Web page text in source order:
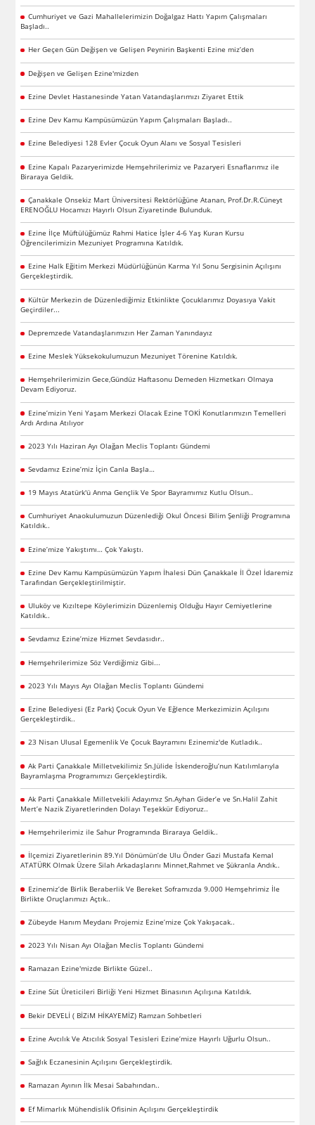
Cumhuriyet ve Gazi Mahallelerimizin Doğalgaz Hattı Yapım Çalışmaları
Başladı..
Her Geçen Gün Değişen ve Gelişen Peynirin Başkenti Ezine miz’den
Değişen ve Gelişen Ezine'mizden
Ezine Devlet Hastanesinde Yatan Vatandaşlarımızı Ziyaret Ettik
Ezine Dev Kamu Kampüsümüzün Yapım Çalışmaları Başladı..
Ezine Belediyesi 128 Evler Çocuk Oyun Alanı ve Sosyal Tesisleri
Ezine Kapalı Pazaryerimizde Hemşehrilerimiz ve Pazaryeri Esnaflarımız ile
Biraraya Geldik.
Çanakkale Onsekiz Mart Üniversitesi Rektörlüğüne Atanan, Prof.Dr.R.Cüneyt
ERENOĞLU Hocamızı Hayırlı Olsun Ziyaretinde Bulunduk.
Ezine İlçe Müftülüğümüz Rahmi Hatice İşler 4-6 Yaş Kuran Kursu
Öğrencilerimizin Mezuniyet Programına Katıldık.
Ezine Halk Eğitim Merkezi Müdürlüğünün Karma Yıl Sonu Sergisinin Açılışını
Gerçekleştirdik.
Kültür Merkezin de Düzenlediğimiz Etkinlikte Çocuklarımız Doyasıya Vakit
Geçirdiler...
Depremzede Vatandaşlarımızın Her Zaman Yanındayız
Ezine Meslek Yüksekokulumuzun Mezuniyet Törenine Katıldık.
Hemşehrilerimizin Gece,Gündüz Haftasonu Demeden Hizmetkarı Olmaya
Devam Ediyoruz.
Ezine’mizin Yeni Yaşam Merkezi Olacak Ezine TOKİ Konutlarımızın Temelleri
Ardı Ardına Atılıyor
2023 Yılı Haziran Ayı Olağan Meclis Toplantı Gündemi
Sevdamız Ezine’miz İçin Canla Başla…
19 Mayıs Atatürk'ü Anma Gençlik Ve Spor Bayramımız Kutlu Olsun..
Cumhuriyet Anaokulumuzun Düzenlediği Okul Öncesi Bilim Şenliği Programına
Katıldık..
Ezine’mize Yakıştımı… Çok Yakıştı.
Ezine Dev Kamu Kampüsümüzün Yapım İhalesi Dün Çanakkale İl Özel İdaremiz
Tarafından Gerçekleştirilmiştir.
Uluköy ve Kızıltepe Köylerimizin Düzenlemiş Olduğu Hayır Cemiyetlerine
Katıldık..
Sevdamız Ezine’mize Hizmet Sevdasıdır..
Hemşehrilerimize Söz Verdiğimiz Gibi...
2023 Yılı Mayıs Ayı Olağan Meclis Toplantı Gündemi
Ezine Belediyesi (Ez Park) Çocuk Oyun Ve Eğlence Merkezimizin Açılışını
Gerçekleştirdik..
23 Nisan Ulusal Egemenlik Ve Çocuk Bayramını Ezinemiz'de Kutladık..
Ak Parti Çanakkale Milletvekilimiz Sn.Jülide İskenderoğlu’nun Katılımlarıyla
Bayramlaşma Programımızı Gerçekleştirdik.
Ak Parti Çanakkale Milletvekili Adayımız Sn.Ayhan Gider’e ve Sn.Halil Zahit
Mert’e Nazik Ziyaretlerinden Dolayı Teşekkür Ediyoruz..
Hemşehrilerimiz ile Sahur Programında Biraraya Geldik..
İlçemizi Ziyaretlerinin 89.Yıl Dönümün’de Ulu Önder Gazi Mustafa Kemal
ATATÜRK Olmak Üzere Silah Arkadaşlarını Minnet,Rahmet ve Şükranla Andık..
Ezinemiz’de Birlik Beraberlik Ve Bereket Soframızda 9.000 Hemşehrimiz İle
Birlikte Oruçlarımızı Açtık..
Zübeyde Hanım Meydanı Projemiz Ezine’mize Çok Yakışacak..
2023 Yılı Nisan Ayı Olağan Meclis Toplantı Gündemi
Ramazan Ezine'mizde Birlikte Güzel..
Ezine Süt Üreticileri Birliği Yeni Hizmet Binasının Açılışına Katıldık.
Bekir DEVELİ ( BİZiM HİKAYEMİZ) Ramzan Sohbetleri
Ezine Avcılık Ve Atıcılık Sosyal Tesisleri Ezine’mize Hayırlı Uğurlu Olsun..
Sağlık Eczanesinin Açılışını Gerçekleştirdik.
Ramazan Ayının İlk Mesai Sabahından..
Ef Mimarlık Mühendislik Ofisinin Açılışını Gerçekleştirdik